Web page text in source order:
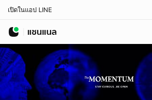
เปิดในแอป LINE
แชนแนล